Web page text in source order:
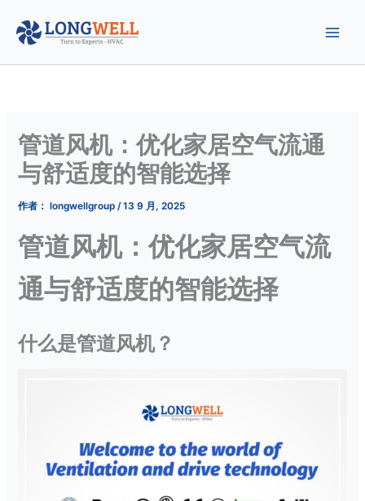
容
管道风机：优化家居空气流通
与舒适度的智能选择
作者： longwellgroup/13 9 月, 2025
管道风机：优化家居空气流
通与舒适度的智能选择
什么是管道风机？